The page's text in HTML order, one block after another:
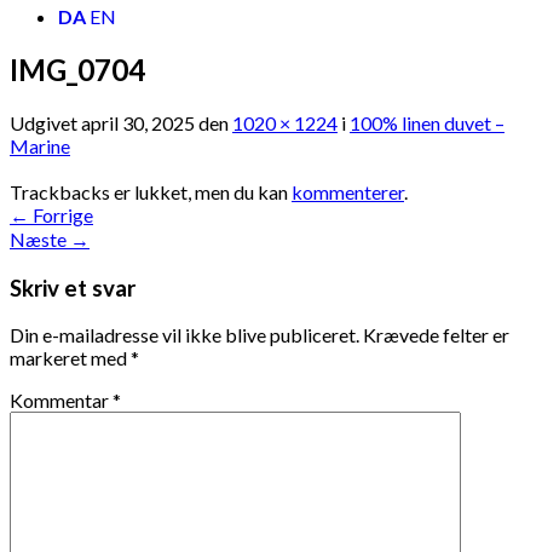
DA EN
IMG_0704
Udgivetapril 30, 2025den 1020 × 1224 i 100% linen duvet –
Marine
Trackbacks er lukket, men du kan kommenterer.
← Forrige
Næste →
Skriv et svar
Din e-mailadresse vil ikke blive publiceret. Krævede felter er
markeret med*
Kommentar*